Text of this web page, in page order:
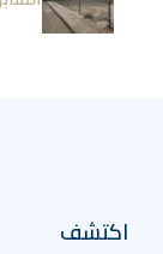
اكتشف